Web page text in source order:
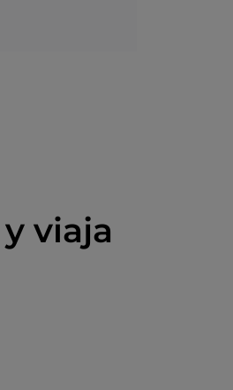
viaja